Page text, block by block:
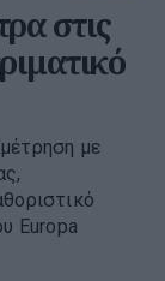
στις
με
Europa